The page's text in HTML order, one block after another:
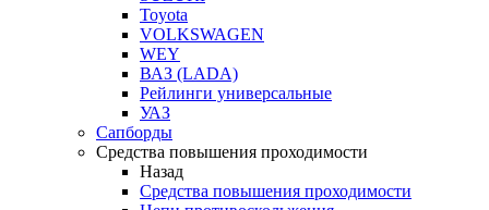
Toyota
VOLKSWAGEN
WEY
ВАЗ (LADA)
Рейлинги универсальные
УАЗ
Сапборды
Средства повышения проходимости
Назад
Средства повышения проходимости